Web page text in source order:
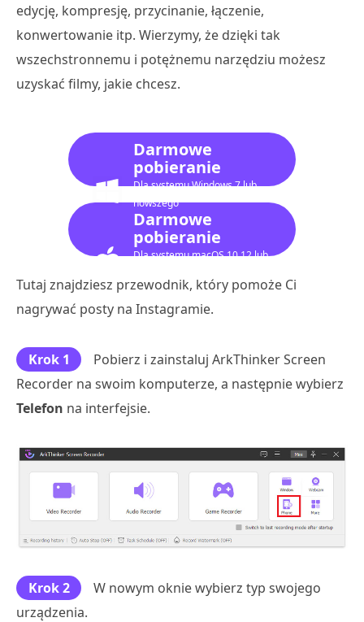
edycję, kompresję, przycinanie, łączenie,
konwertowanie itp. Wierzymy, że dzięki tak
wszechstronnemu i potężnemu narzędziu możesz
uzyskać filmy, jakie chcesz.
Darmowe
pobieranie
Dla systemu Windows 7 lub
nowszego
Darmowe
pobieranie
Dla systemu macOS 10.12 lub
Tutaj znajdziesz przewodnik, który pomoże Ci
nagrywać posty na Instagramie.
Krok 1
Pobierz i zainstaluj ArkThinker Screen
Recorder na swoim komputerze, a następnie wybierz
Telefon na interfejsie.
Krok 2
W nowym oknie wybierz typ swojego
urządzenia.